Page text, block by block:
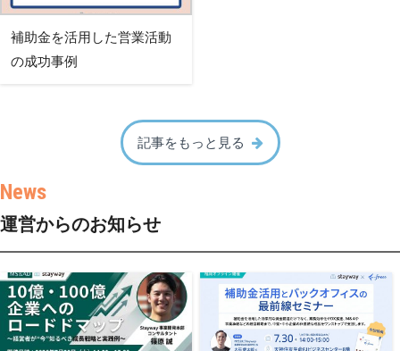
補助金を活用した営業活動
の成功事例
記事をもっと見る
運営からのお知らせ